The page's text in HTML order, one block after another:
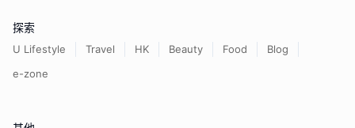
探索
U Lifestyle Travel HK Beauty Food
Blog
e-zone